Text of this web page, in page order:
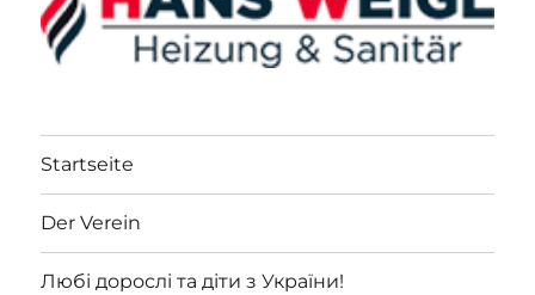
Startseite
Der Verein
Любі дорослі та діти з України!